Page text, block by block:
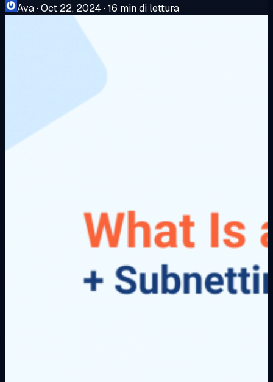
Ava·Oct 22, 2024 ·16 min di lettura